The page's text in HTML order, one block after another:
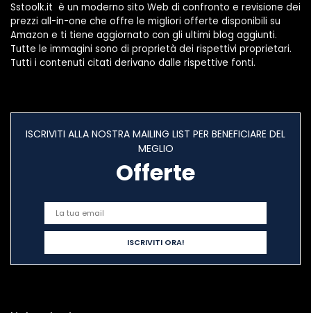
Sstoolk.it è un moderno sito Web di confronto e revisione dei
prezzi all-in-one che offre le migliori offerte disponibili su
Amazon e ti tiene aggiornato con gli ultimi blog aggiunti.
Tutte le immagini sono di proprietà dei rispettivi proprietari.
Tutti i contenuti citati derivano dalle rispettive fonti.
ISCRIVITI ALLA NOSTRA MAILING LIST PER BENEFICIARE DEL
MEGLIO
Offerte